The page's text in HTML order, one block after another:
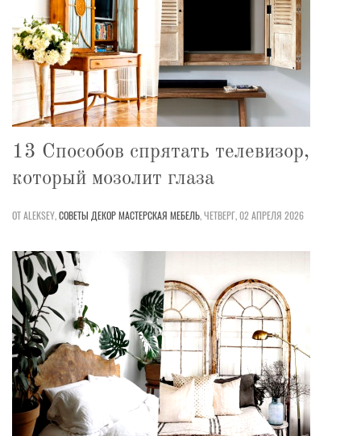
13 Способов спрятать телевизор,
который мозолит глаза
ОТ ALEKSEY,СОВЕТЫ ДЕКОРМАСТЕРСКАЯ МЕБЕЛЬ,ЧЕТВЕРГ, 02 АПРЕЛЯ 2026